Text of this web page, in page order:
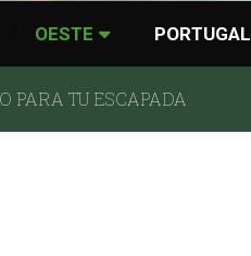
OESTE PORTUGAL
PARA TU ESCAPADA